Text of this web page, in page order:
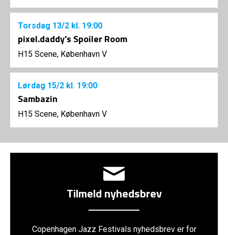
Torsdag 13/2 kl. 19:00
pixel.daddy's Spoiler Room
H15 Scene, København V
Lørdag 15/2 kl. 19:00
Sambazin
H15 Scene, København V
Tilmeld nyhedsbrev
Copenhagen Jazz Festivals nyhedsbrev er for